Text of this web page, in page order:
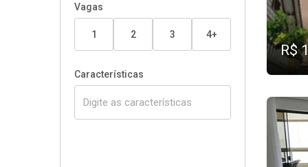
Vagas
1 2 3 4+
Características
R$